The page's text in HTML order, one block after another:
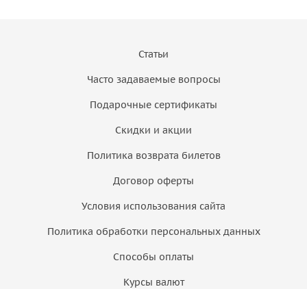
Статьи
Часто задаваемые вопросы
Подарочные сертификаты
Скидки и акции
Политика возврата билетов
Договор оферты
Условия использования сайта
Политика обработки персональных данных
Способы оплаты
Курсы валют